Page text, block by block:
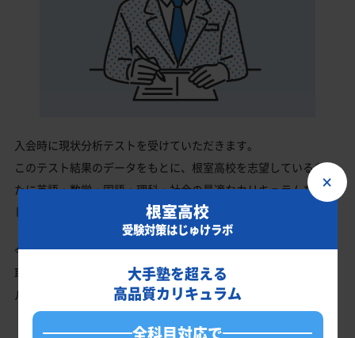
入会時に現状分析テストを受けていただきます。
このテスト結果のデータをもとに、根室高校を志望しているあな
たに英語・数学・国語・理科・社会の最適なカリキュラムを作成
します。
今の成績・偏差値から根室高校の入試で確実に合格最低点以上を
取る、余裕を持って合格点を取るための勉強法、学習スケジュー
ルを明確にします。
×
根室高校
受験対策はじゅけラボ
大手塾を超える
高品質カリキュラム
全科目対応で